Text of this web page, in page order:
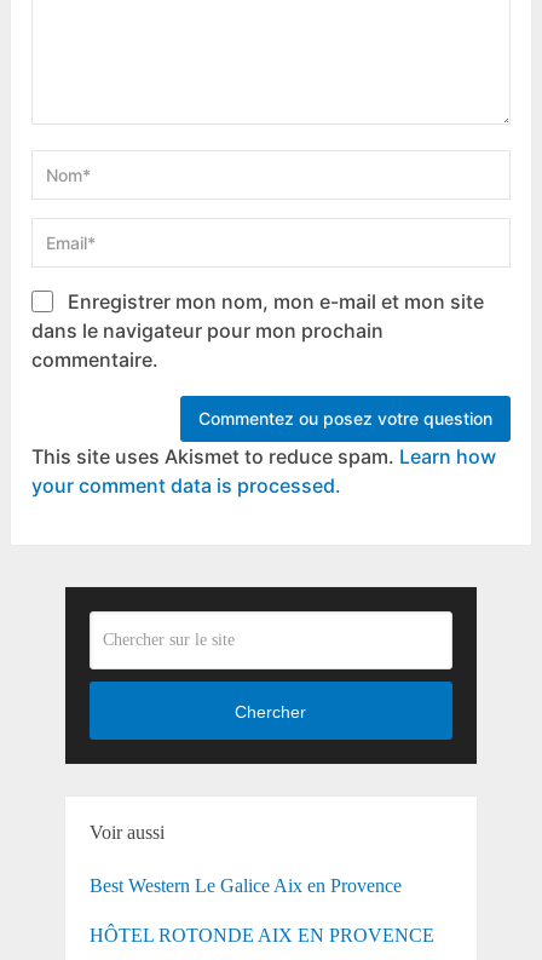
Enregistrer mon nom, mon e-mail et mon site
dans le navigateur pour mon prochain
commentaire.
This site uses Akismet to reduce spam. Learn how
your comment data is processed.
Chercher
Voir aussi
Best Western Le Galice Aix en Provence
HÔTEL ROTONDE AIX EN PROVENCE